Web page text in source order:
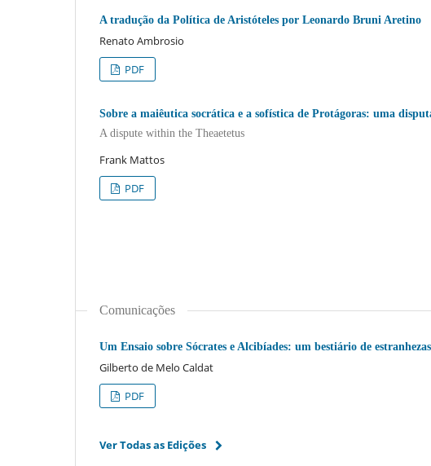
A tradução da Política de Aristóteles por Leonardo Bruni Aretino
Renato Ambrosio
PDF
Sobre a maiêutica socrática e a sofística de Protágoras: uma
A dispute within the Theaetetus
Frank Mattos
PDF
Comunicações
Um Ensaio sobre Sócrates e Alcibíades: um bestiário de estranhezas
Gilberto de Melo Caldat
PDF
Ver Todas as Edições